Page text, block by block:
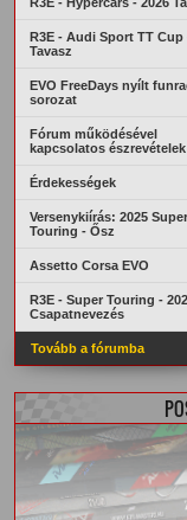
R3E - Audi Sport TT Cup
Tavasz
EVO FreeDays nyílt
sorozat
Fórum működésével
kapcsolatos észrevételek
Érdekességek
Versenykiírás: 2025 Super
Touring - Ősz
Assetto Corsa EVO
R3E - Super Touring -
Csapatnevezés
Tovább a fórumba